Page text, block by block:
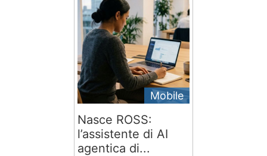
Mobile
Nasce ROSS:
l’assistente di AI
agentica di...